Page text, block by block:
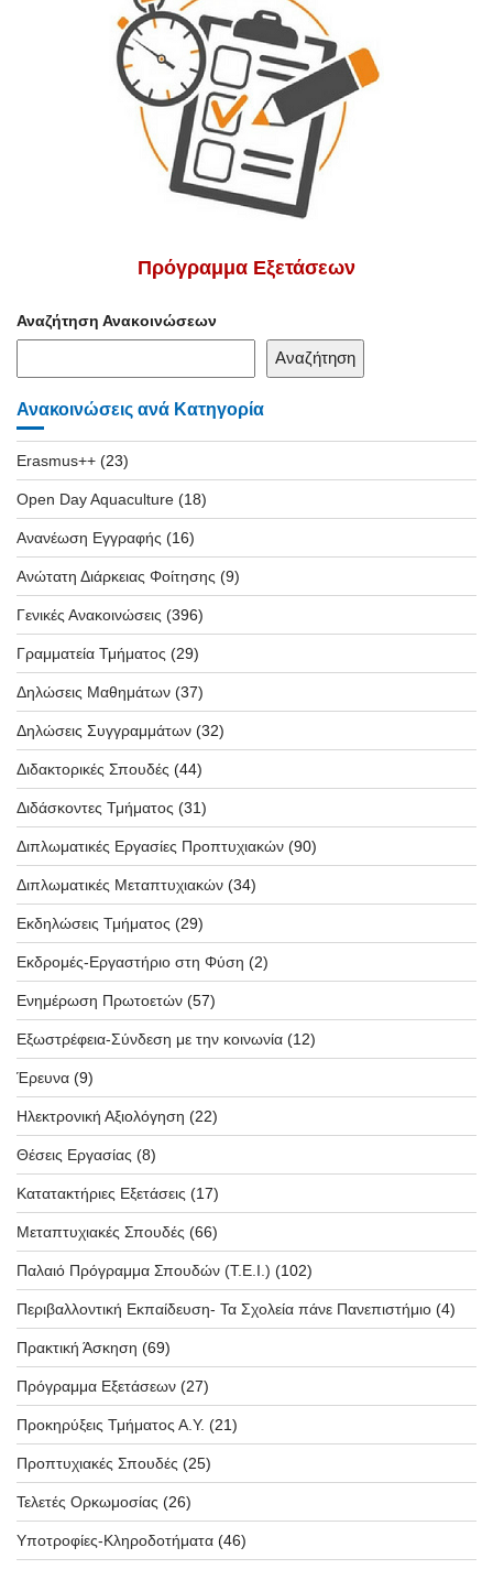
Πρόγραμμα Εξετάσεων
Αναζήτηση Ανακοινώσεων
Αναζήτηση
Ανακοινώσεις ανά Κατηγορία
Erasmus++ (23)
Open Day Aquaculture (18)
Ανανέωση Εγγραφής (16)
Ανώτατη Διάρκειας Φοίτησης (9)
Γενικές Ανακοινώσεις (396)
Γραμματεία Τμήματος (29)
Δηλώσεις Μαθημάτων (37)
Δηλώσεις Συγγραμμάτων (32)
Διδακτορικές Σπουδές (44)
Διδάσκοντες Τμήματος (31)
Διπλωματικές Εργασίες Προπτυχιακών (90)
Διπλωματικές Μεταπτυχιακών (34)
Εκδηλώσεις Τμήματος (29)
Εκδρομές-Εργαστήριο στη Φύση (2)
Ενημέρωση Πρωτοετών (57)
Εξωστρέφεια-Σύνδεση με την κοινωνία (12)
Έρευνα (9)
Ηλεκτρονική Αξιολόγηση (22)
Θέσεις Εργασίας (8)
Κατατακτήριες Εξετάσεις (17)
Μεταπτυχιακές Σπουδές (66)
Παλαιό Πρόγραμμα Σπουδών (T.E.I.) (102)
Περιβαλλοντική Εκπαίδευση- Τα Σχολεία πάνε Πανεπιστήμιο (4)
Πρακτική Άσκηση (69)
Πρόγραμμα Εξετάσεων (27)
Προκηρύξεις Τμήματος Α.Υ. (21)
Προπτυχιακές Σπουδές (25)
Τελετές Ορκωμοσίας (26)
Υποτροφίες-Κληροδοτήματα (46)